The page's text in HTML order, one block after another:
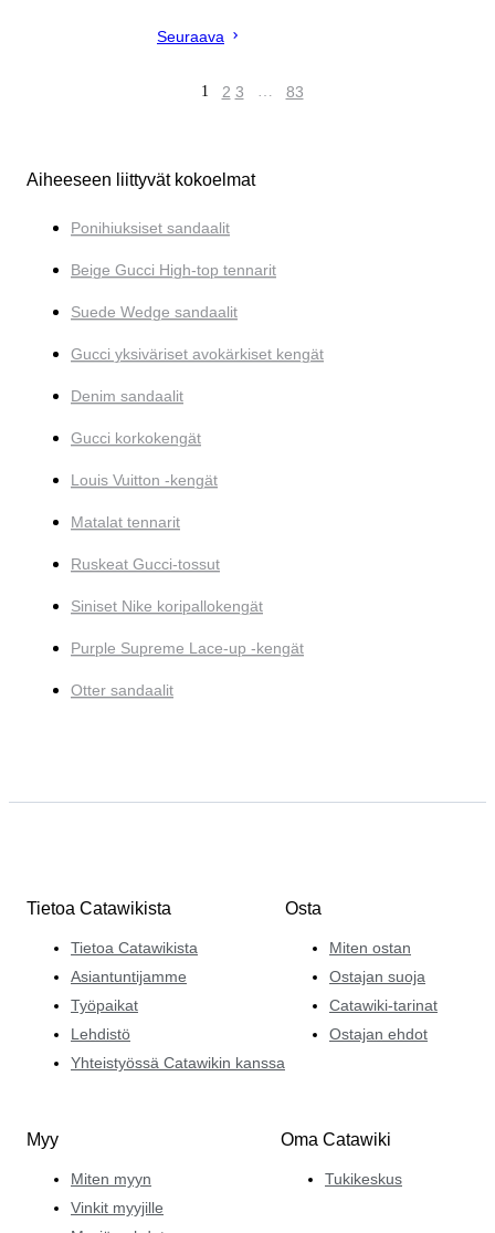
Seuraava
1 2 3 … 83
Aiheeseen liittyvät kokoelmat
Ponihiuksiset sandaalit
Beige Gucci High-top tennarit
Suede Wedge sandaalit
Gucci yksiväriset avokärkiset kengät
Denim sandaalit
Gucci korkokengät
Louis Vuitton -kengät
Matalat tennarit
Ruskeat Gucci-tossut
Siniset Nike koripallokengät
Purple Supreme Lace-up -kengät
Otter sandaalit
Tietoa Catawikista
Tietoa Catawikista
Asiantuntijamme
Työpaikat
Lehdistö
Yhteistyössä Catawikin kanssa
Osta
Miten ostan
Ostajan suoja
Catawiki-tarinat
Ostajan ehdot
Myy
Miten myyn
Vinkit myyjille
Oma Catawiki
Tukikeskus